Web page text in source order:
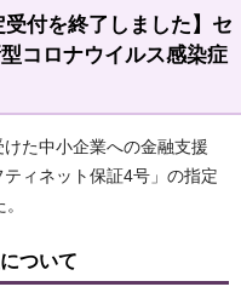
受付を終了しました】セ
コロナウイルス感染症
た中小企業への金融支援
ィネット保証4号」の指定
ついて